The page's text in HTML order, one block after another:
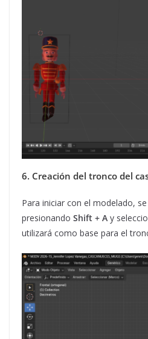
6. Creación del tronco del
Para iniciar con el modelado,
presionando Shift + A y
utilizará como base para el